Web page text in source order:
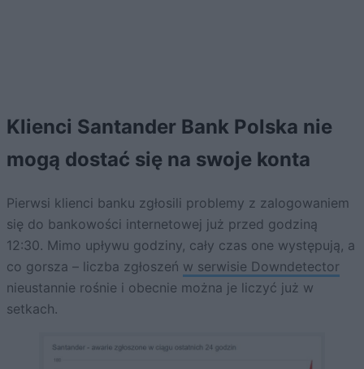
Klienci Santander Bank Polska nie
mogą dostać się na swoje konta
Pierwsi klienci banku zgłosili problemy z zalogowaniem
się do bankowości internetowej już przed godziną
12:30. Mimo upływu godziny, cały czas one występują, a
co gorsza – liczba zgłoszeń w serwisie Downdetector
nieustannie rośnie i obecnie można je liczyć już w
setkach.